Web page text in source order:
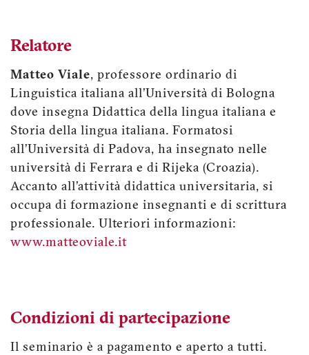
Relatore
Matteo Viale, professore ordinario di
Linguistica italiana all’Università di Bologna
dove insegna Didattica della lingua italiana e
Storia della lingua italiana. Formatosi
all’Università di Padova, ha insegnato nelle
università di Ferrara e di Rijeka (Croazia).
Accanto all’attività didattica universitaria, si
occupa di formazione insegnanti e di scrittura
professionale. Ulteriori informazioni:
www.matteoviale.it
Condizioni di partecipazione
Il seminario è a pagamento e aperto a tutti.